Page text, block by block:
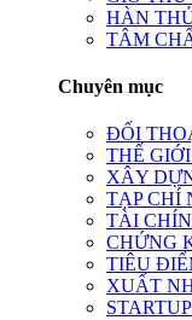
HÀN
TÂM
Chuyên mục
ĐỐI
THẾ
XÂY
TẠP CHÍ
TÀI
CHỨNG
TIÊU
XUẤT